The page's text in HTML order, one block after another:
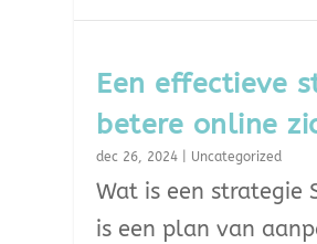
Een effectieve
betere online
dec 26, 2024 Uncategorized
Wat is een strategie
is een plan van